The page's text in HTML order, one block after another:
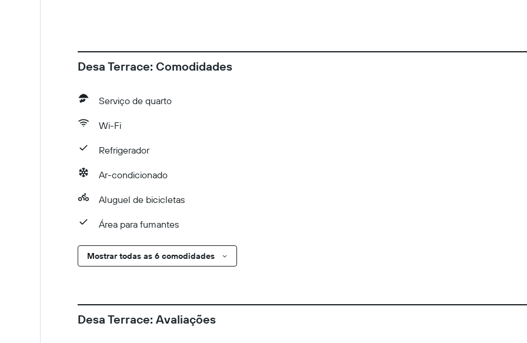
Desa Terrace: Comodidades
Serviço de quarto
Wi-Fi
Refrigerador
Ar-condicionado
Aluguel de bicicletas
Área para fumantes
Mostrar todas as 6 comodidades
Desa Terrace: Avaliações